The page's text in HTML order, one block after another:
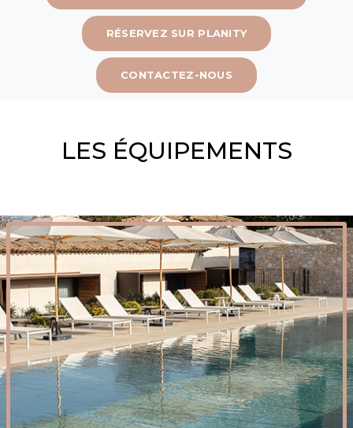
RÉSERVEZ SUR PLANITY
CONTACTEZ-NOUS
LES ÉQUIPEMENTS